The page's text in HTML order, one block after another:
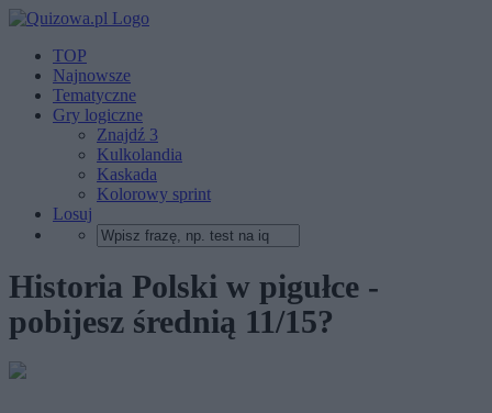
TOP
Najnowsze
Tematyczne
Gry logiczne
Znajdź 3
Kulkolandia
Kaskada
Kolorowy sprint
Losuj
Historia Polski w pigułce -
pobijesz średnią 11/15?